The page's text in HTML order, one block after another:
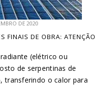
DE 2020
FINAIS DE OBRA: ATENÇÃO
(elétrico ou
de serpentinas de
transferindo o calor para